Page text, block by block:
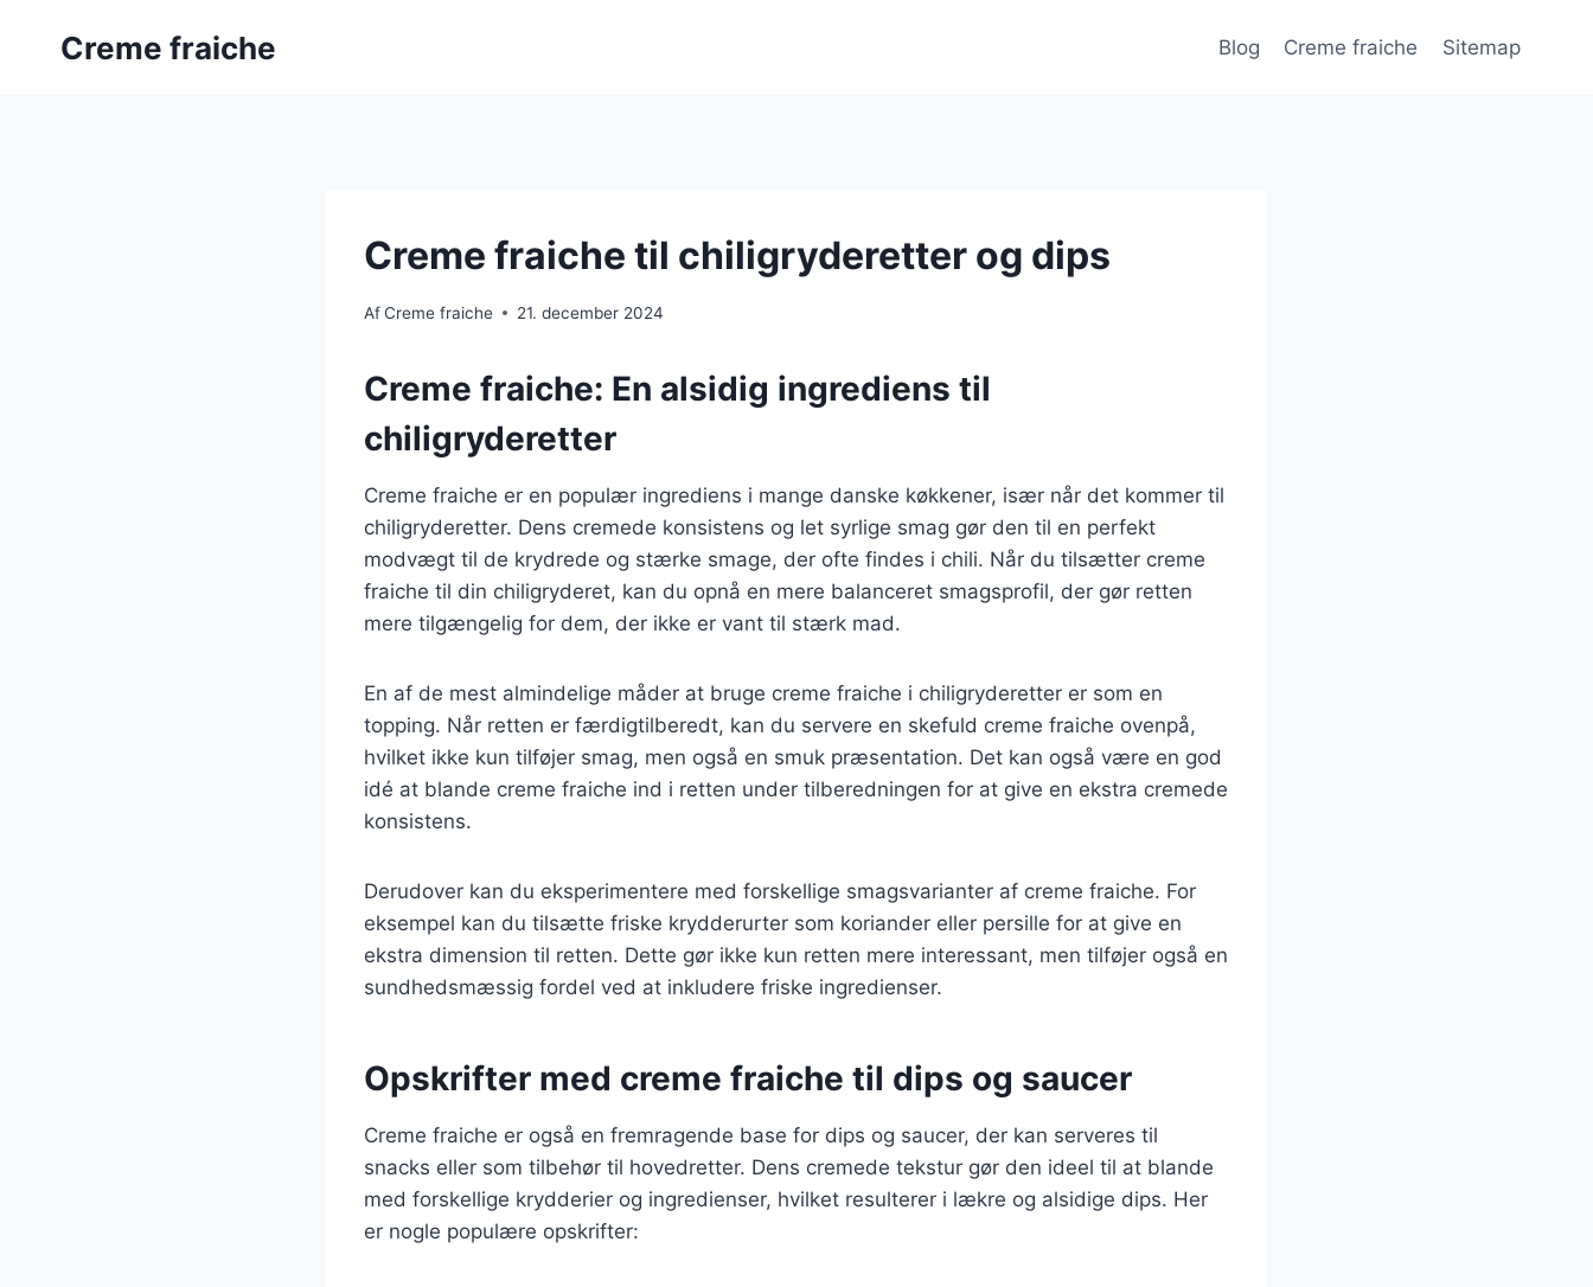
Creme fraiche Blog Creme fraiche Sitemap
Creme fraiche til chiligryderetter og dips
AfCreme fraiche 21. december 2024
Creme fraiche: En alsidig ingrediens til
chiligryderetter
Creme fraiche er en populær ingrediens i mange danske køkkener, især når det kommer til
chiligryderetter. Dens cremede konsistens og let syrlige smag gør den til en perfekt
modvægt til de krydrede og stærke smage, der ofte findes i chili. Når du tilsætter creme
fraiche til din chiligryderet, kan du opnå en mere balanceret smagsprofil, der gør retten
mere tilgængelig for dem, der ikke er vant til stærk mad.
En af de mest almindelige måder at bruge creme fraiche i chiligryderetter er som en
topping. Når retten er færdigtilberedt, kan du servere en skefuld creme fraiche ovenpå,
hvilket ikke kun tilføjer smag, men også en smuk præsentation. Det kan også være en god
idé at blande creme fraiche ind i retten under tilberedningen for at give en ekstra cremede
konsistens.
Derudover kan du eksperimentere med forskellige smagsvarianter af creme fraiche. For
eksempel kan du tilsætte friske krydderurter som koriander eller persille for at give en
ekstra dimension til retten. Dette gør ikke kun retten mere interessant, men tilføjer også en
sundhedsmæssig fordel ved at inkludere friske ingredienser.
Opskrifter med creme fraiche til dips og saucer
Creme fraiche er også en fremragende base for dips og saucer, der kan serveres til
snacks eller som tilbehør til hovedretter. Dens cremede tekstur gør den ideel til at blande
med forskellige krydderier og ingredienser, hvilket resulterer i lækre og alsidige dips. Her
er nogle populære opskrifter: